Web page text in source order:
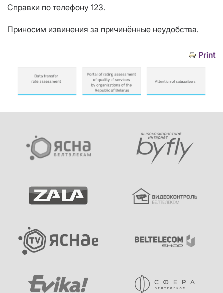
Справки по телефону 123.
Приносим извинения за причинённые неудобства.
Print